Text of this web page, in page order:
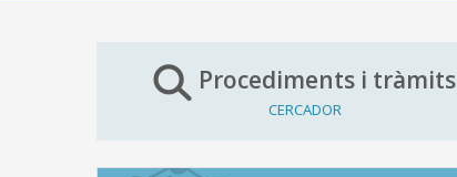
Procediments i tràmits
CERCADOR